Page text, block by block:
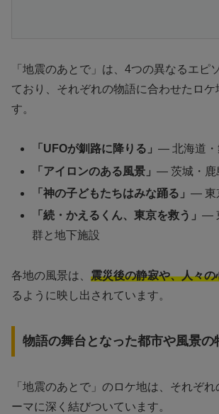
「地震のあとで」は、4つの異なるエピ
ており、それぞれの物語に合わせたロケ
す。
「UFOが釧路に降りる」— 北海道・
「アイロンのある風景」— 茨城・鹿
「神の子どもたちはみな踊る」— 東
「続・かえるくん、東京を救う」—
群と地下施設
各地の風景は、 震災後の静寂や、人々
るように映し出されています。
物語の舞台となった都市や風景の
「地震のあとで」のロケ地は、それぞ
ーマに深く結びついています。